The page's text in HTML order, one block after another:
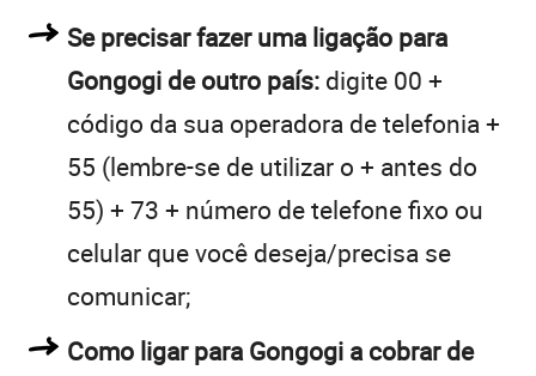
Se precisar fazer uma ligação para
Gongogi de outro país: digite 00 +
código da sua operadora de telefonia +
55 (lembre-se de utilizar o + antes do
55) + 73 + número de telefone fixo ou
celular que você deseja/precisa se
comunicar;
Como ligar para Gongogi a cobrar de